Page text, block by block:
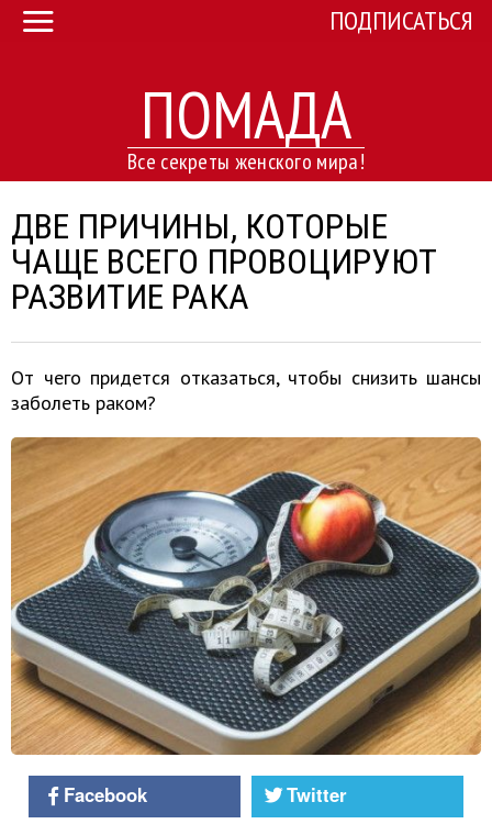
ПОМАДА
Все секреты женского мира!
ПОДПИСАТЬСЯ
ДВЕ ПРИЧИНЫ, КОТОРЫЕ
ЧАЩЕ ВСЕГО ПРОВОЦИРУЮТ
РАЗВИТИЕ РАКА
От чего придется отказаться, чтобы снизить шансы
заболеть раком?
Facebook
Twitter